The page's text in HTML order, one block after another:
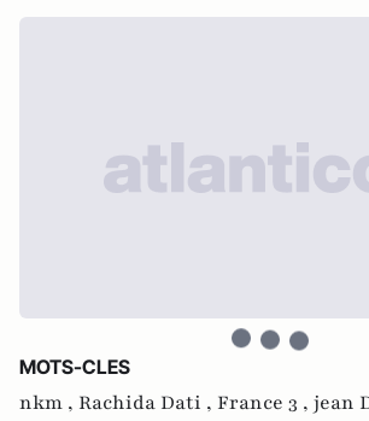
MOTS-CLES
nkm , Rachida Dati , France 3 , jean